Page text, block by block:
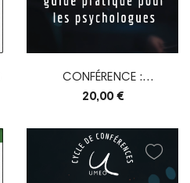
CONFÉRENCE :
COMPRENDRE LA...
20,00 €